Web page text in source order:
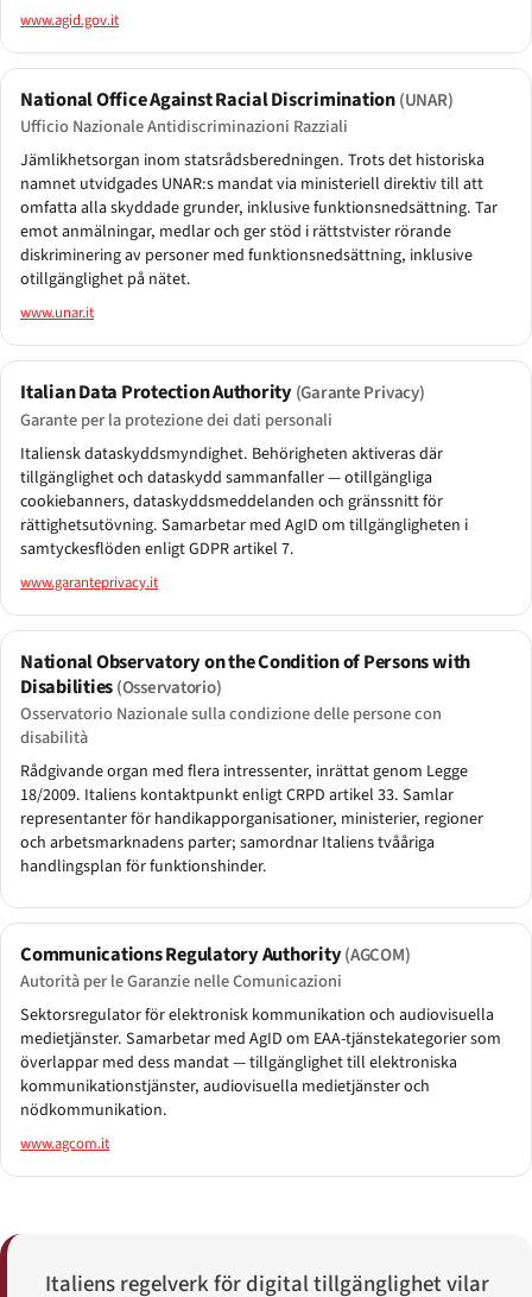
www.agid.gov.it
National Office Against Racial Discrimination(UNAR)
Ufficio Nazionale Antidiscriminazioni Razziali
Jämlikhetsorgan inom statsrådsberedningen. Trots det historiska
namnet utvidgades UNAR:s mandat via ministeriell direktiv till att
omfatta alla skyddade grunder, inklusive funktionsnedsättning. Tar
emot anmälningar, medlar och ger stöd i rättstvister rörande
diskriminering av personer med funktionsnedsättning, inklusive
otillgänglighet på nätet.
www.unar.it
Italian Data Protection Authority(Garante Privacy)
Garante per la protezione dei dati personali
Italiensk dataskyddsmyndighet. Behörigheten aktiveras där
tillgänglighet och dataskydd sammanfaller — otillgängliga
cookiebanners, dataskyddsmeddelanden och gränssnitt för
rättighetsutövning. Samarbetar med AgID om tillgängligheten i
samtyckesflöden enligt GDPR artikel 7.
www.garanteprivacy.it
National Observatory on the Condition of Persons with
Disabilities(Osservatorio)
Osservatorio Nazionale sulla condizione delle persone con
disabilità
Rådgivande organ med flera intressenter, inrättat genom Legge
18/2009. Italiens kontaktpunkt enligt CRPD artikel 33. Samlar
representanter för handikapporganisationer, ministerier, regioner
och arbetsmarknadens parter; samordnar Italiens tvååriga
handlingsplan för funktionshinder.
Communications Regulatory Authority(AGCOM)
Autorità per le Garanzie nelle Comunicazioni
Sektorsregulator för elektronisk kommunikation och audiovisuella
medietjänster. Samarbetar med AgID om EAA-tjänstekategorier som
överlappar med dess mandat — tillgänglighet till elektroniska
kommunikationstjänster, audiovisuella medietjänster och
nödkommunikation.
www.agcom.it
Italiens regelverk för digital tillgänglighet vilar